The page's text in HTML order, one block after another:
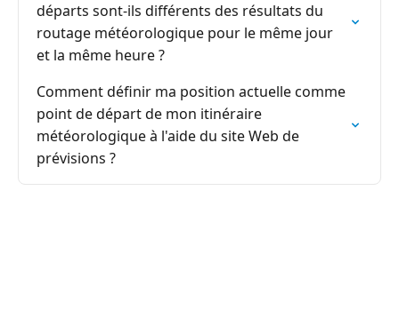
départs sont-ils différents des résultats du
routage météorologique pour le même jour
et la même heure ?
Comment définir ma position actuelle comme
point de départ de mon itinéraire
météorologique à l'aide du site Web de
prévisions ?